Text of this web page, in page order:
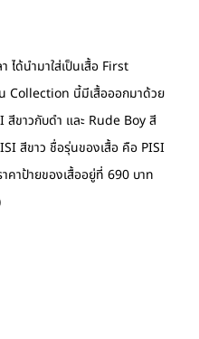
ด้นำมาใส่เป็นเสื้อ First
Collection นี้มีเสื้อออกมาด้วย
ขาวกับดำ และ Rude Boy สี
สีขาว ชื่อรุ่นของเสื้อ คือ PISI
าป้ายของเสื้ออยู่ที่ 690 บาท